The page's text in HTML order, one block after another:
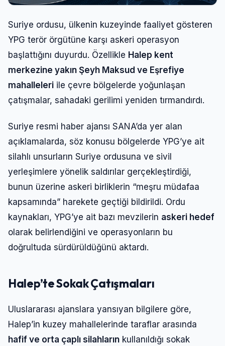
Suriye ordusu, ülkenin kuzeyinde faaliyet gösteren
YPG terör örgütüne karşı askeri operasyon
başlattığını duyurdu. Özellikle Halep kent
merkezine yakın Şeyh Maksud ve Eşrefiye
mahalleleri ile çevre bölgelerde yoğunlaşan
çatışmalar, sahadaki gerilimi yeniden tırmandırdı.
Suriye resmi haber ajansı SANA’da yer alan
açıklamalarda, söz konusu bölgelerde YPG’ye ait
silahlı unsurların Suriye ordusuna ve sivil
yerleşimlere yönelik saldırılar gerçekleştirdiği,
bunun üzerine askeri birliklerin “meşru müdafaa
kapsamında” harekete geçtiği bildirildi. Ordu
kaynakları, YPG’ye ait bazı mevzilerin askeri hedef
olarak belirlendiğini ve operasyonların bu
doğrultuda sürdürüldüğünü aktardı.
Halep’te Sokak Çatışmaları
Uluslararası ajanslara yansıyan bilgilere göre,
Halep’in kuzey mahallelerinde taraflar arasında
hafif ve orta çaplı silahların kullanıldığı sokak